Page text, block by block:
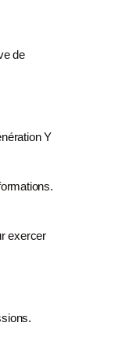
de
Y
exercer